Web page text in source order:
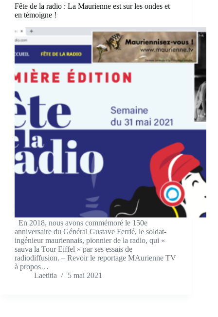
Fête de la radio : La Maurienne est sur les ondes et
en témoigne !
En 2018, nous avons commémoré le 150e
anniversaire du Général Gustave Ferrié, le soldat-
ingénieur mauriennais, pionnier de la radio, qui «
sauva la Tour Eiffel » par ses essais de
radiodiffusion. – Revoir le reportage MAurienne TV
à propos…
Laetitia
5 mai 2021